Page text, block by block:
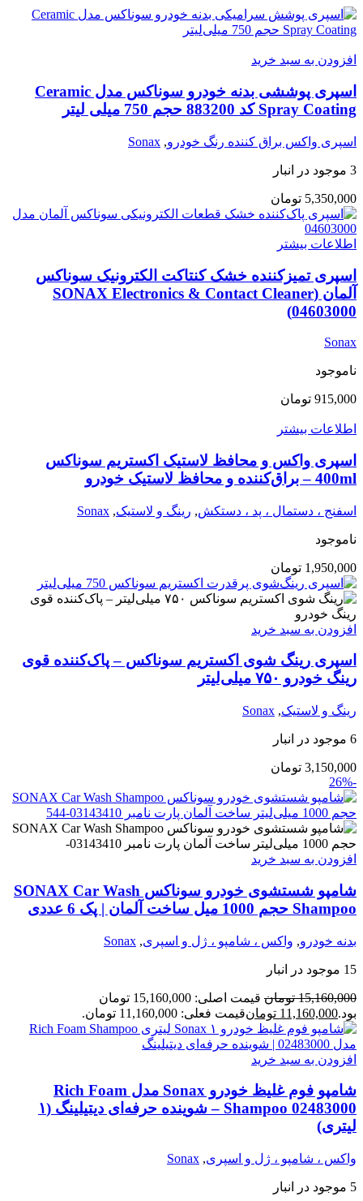
افزودن به سبد خرید
اسپری پوششی بدنه خودرو سوناکس مدل Ceramic
Spray Coating کد 883200 حجم 750 میلی لیتر
اسپری واکس براق کننده رنگ خودرو,
Sonax
3 موجود در انبار
5,350,000 تومان
اطلاعات بیشتر
اسپری تمیزکننده خشک کنتاکت الکترونیک سوناکس
آلمان (SONAX Electronics & Contact Cleaner
04603000)
Sonax
ناموجود
915,000 تومان
اطلاعات بیشتر
اسپری واکس و محافظ لاستیک اکستریم سوناکس
400ml – براق‌کننده و محافظ لاستیک خودرو
اسفنج ، دستمال ، پد ، دستکش, رینگ و لاستیک,
Sonax
ناموجود
1,950,000 تومان
افزودن به سبد خرید
اسپری رینگ شوی اکستریم سوناکس – پاک‌کننده قوی
رینگ خودرو ۷۵۰ میلی‌لیتر
رینگ و لاستیک,
Sonax
6 موجود در انبار
3,150,000 تومان
-26%
افزودن به سبد خرید
شامپو شستشوی خودرو سوناکس SONAX Car Wash
Shampoo حجم 1000 میل ساخت آلمان | پک 6 عددی
بدنه خودرو, واکس ، شامپو ، ژل و اسپری,
Sonax
15 موجود در انبار
15,160,000 تومان
قیمت اصلی: 15,160,000 تومان
بود.11,160,000 تومانقیمت فعلی: 11,160,000 تومان.
افزودن به سبد خرید
شامپو فوم غلیظ خودرو Sonax مدل Rich Foam
Shampoo 02483000 – شوینده حرفه‌ای دیتیلینگ (۱
لیتری)
واکس ، شامپو ، ژل و اسپری,
Sonax
5 موجود در انبار